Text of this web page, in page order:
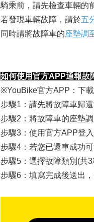
騎乘前，請先檢查車輛的
若發現車輛故障，請於五
同時請將故障車的座墊調
如何使用官方APP通報故
※YouBike官方APP：下
步驟1：請先將故障車歸
步驟2：將故障車的座墊
步驟3：使用官方APP登
步驟4：若您已還車成功可
步驟5：選擇故障類別(共
步驟6：填寫完成後送出